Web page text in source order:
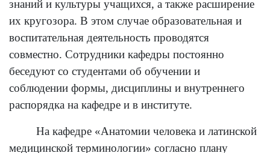
знаний и культуры учащихся, а также расширение
их кругозора. В этом случае образовательная и
воспитательная деятельность проводятся
совместно. Сотрудники кафедры постоянно
беседуют со студентами об обучении и
соблюдении формы, дисциплины и внутреннего
распорядка на кафедре и в институте.
На кафедре «Анатомии человека и латинской
медицинской терминологии» согласно плану